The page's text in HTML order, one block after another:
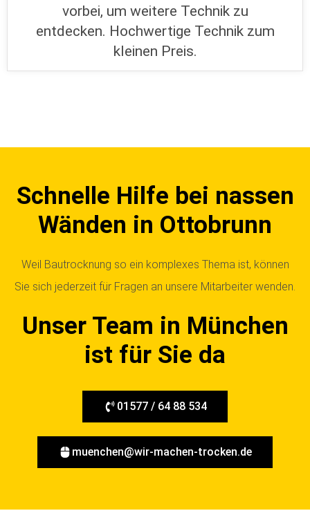
vorbei, um weitere Technik zu
entdecken. Hochwertige Technik zum
kleinen Preis.
Schnelle Hilfe bei nassen
Wänden in Ottobrunn
Weil Bautrocknung so ein komplexes Thema ist, können
Sie sich jederzeit für Fragen an unsere Mitarbeiter wenden.
Unser Team in München
ist für Sie da
01577 / 64 88 534
muenchen@wir-machen-trocken.de